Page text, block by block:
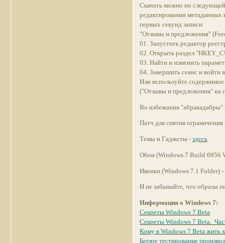
Cкачать можно по
редактировании метаданных
первых секунд записи.
"Отзывы и предложения"
01. Запустить редактор
02. Открыть раздел
03. Найти и изменить
04. Завершить сеанс и войти
Или используйте
("Отзывы и предложения" на
Во избежания
Патч для снятия
Темы и Гаджеты -здесь
Обои (Windows 7 Build 6956
Иконки (Windows 7.1 Folder) -
И не забывайте, что образы
Информация о Windows 7:
Секреты Windows 7 Beta
Секреты Windows 7 Beta.
Кому в Windows 7 Beta жить
Беглое тестирование